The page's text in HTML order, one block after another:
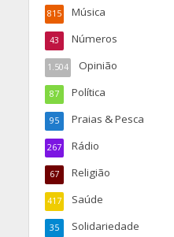
Música
815
Números
43
Opinião
1.504
Política
87
Praias & Pesca
95
Rádio
267
Religião
67
Saúde
417
Solidariedade
35